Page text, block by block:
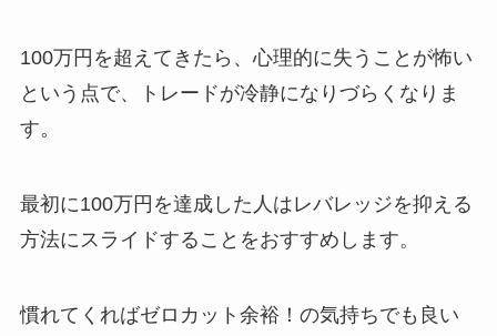
100万円を超えてきたら、心理的に失うことが怖い
という点で、トレードが冷静になりづらくなりま
す。
最初に100万円を達成した人はレバレッジを抑える
方法にスライドすることをおすすめします。
慣れてくればゼロカット余裕！の気持ちでも良い